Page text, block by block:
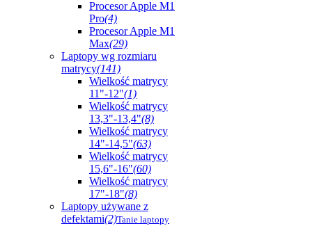
Procesor Apple M1
Pro(4)
Procesor Apple M1
Max(29)
Laptopy wg rozmiaru
matrycy(141)
Wielkość matrycy
11"-12"(1)
Wielkość matrycy
13,3"-13,4"(8)
Wielkość matrycy
14"-14,5"(63)
Wielkość matrycy
15,6"-16"(60)
Wielkość matrycy
17"-18"(8)
Laptopy używane z
defektami(2)Tanie laptopy